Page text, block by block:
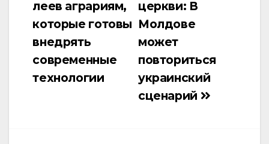
церкви: В
Молдове
может
повториться
украинский
сценарий
леев аграриям,
которые готовы
внедрять
современные
технологии